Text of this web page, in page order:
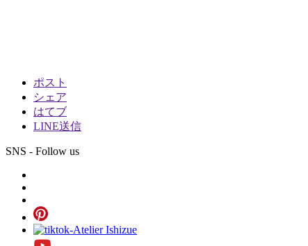
ポスト
シェア
はてブ
LINE送信
SNS - Follow us